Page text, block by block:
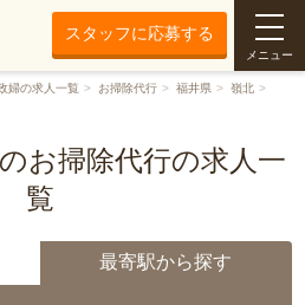
スタッフに応募する
メニュー
婦の求人一覧 お掃除代行 福井県
嶺北
お掃除代行の求人一
覧
最寄駅から探す